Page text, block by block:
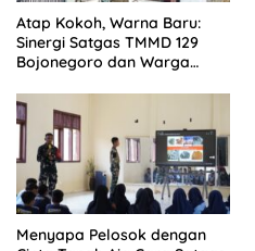
Atap Kokoh, Warna Baru:
Sinergi Satgas TMMD 129
Bojonegoro dan Warga
Rumah Belajar Nyaman
Menyapa Pelosok dengan